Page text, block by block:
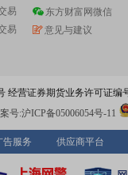
易
易
东方财富网微信
意见与建议
营证券期货业务许可证编
号:沪ICP备05006054号-11
告服务 供应商平台